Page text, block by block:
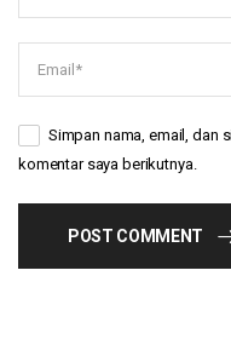
Simpan nama, email, dan
komentar saya berikutnya.
POST COMMENT